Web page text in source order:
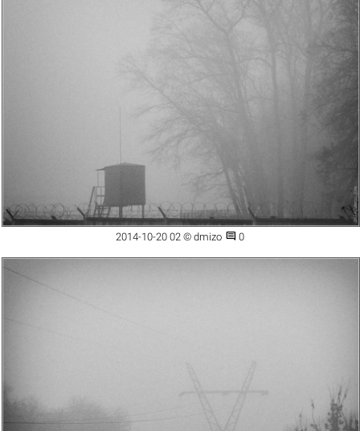
2014-10-20 02 © dmizo  0